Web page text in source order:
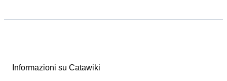
Informazioni su Catawiki